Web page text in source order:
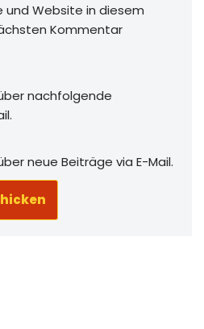
und Website in diesem
Kommentar
nachfolgende
neue Beiträge via E-Mail.